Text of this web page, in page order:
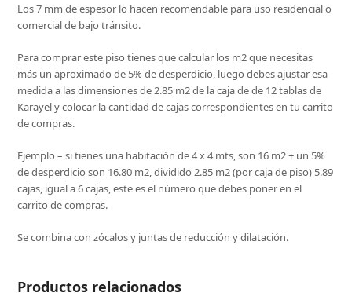
cantidad
Los 7 mm de espesor lo hacen recomendable para uso residencial o
comercial de bajo tránsito.
Para comprar este piso tienes que calcular los m2 que necesitas
más un aproximado de 5% de desperdicio, luego debes ajustar esa
medida a las dimensiones de 2.85 m2 de la caja de de 12 tablas de
Karayel y colocar la cantidad de cajas correspondientes en tu carrito
de compras.
Ejemplo – si tienes una habitación de 4 x 4 mts, son 16 m2 + un 5%
de desperdicio son 16.80 m2, dividido 2.85 m2 (por caja de piso) 5.89
cajas, igual a 6 cajas, este es el número que debes poner en el
carrito de compras.
Se combina con zócalos y juntas de reducción y dilatación.
Productos relacionados